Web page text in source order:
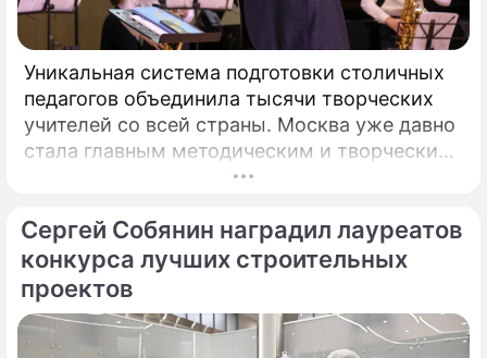
Уникальная система подготовки столичных
педагогов объединила тысячи творческих
учителей со всей страны. Москва уже давно
стала главным методическим и творческим
центром России, где рождаются самые
талантов.
Сергей Собянин наградил лауреатов
конкурса лучших строительных
проектов